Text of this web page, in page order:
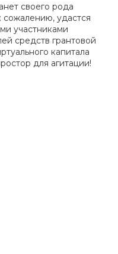
своего рода
сожалению, удастся
участниками
средств грантовой
капитала
для агитации!